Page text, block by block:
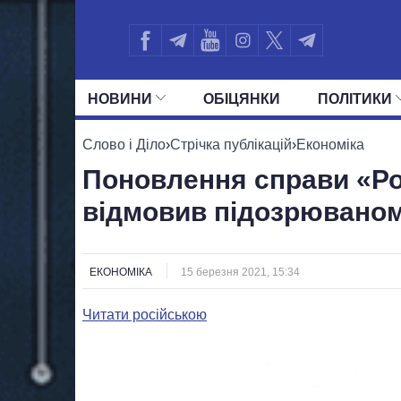
НОВИНИ ОБIЦЯНКИ ПОЛIТИКИ
УСІ ПОЛІТИКИ ПРЕЗИДЕНТ І ОФІС
Слово і Діло›Стрічка публікацій›Економіка
Поновлення справи
відмовив
ЕКОНОМІКА 15 березня 2021, 15:34
Читати російською